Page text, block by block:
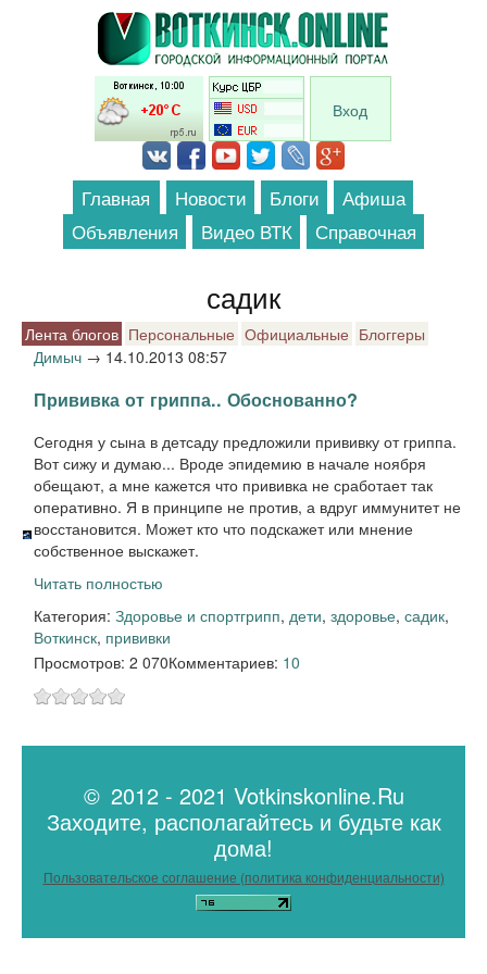
Перейти к основному содержанию
Вход
Главная Новости Блоги
Афиша
Объявления
Видео ВТК Справочная
садик
Лента блогов Персональные Официальные Блоггеры
Димыч → 14.10.2013 08:57
Прививка от гриппа.. Обоснованно?
Сегодня у сына в детсаду предложили прививку от гриппа.
Вот сижу и думаю... Вроде эпидемию в начале ноября
обещают, а мне кажется что прививка не сработает так
оперативно. Я в принципе не против, а вдруг иммунитет не
восстановится. Может кто что подскажет или мнение
собственное выскажет.
Читать полностью
Категория: Здоровье и спортгрипп, дети, здоровье, садик,
Воткинск, прививки
Просмотров: 2 070Комментариев: 10
© 2012 - 2021 Votkinskonline.Ru
Заходите, располагайтесь и будьте как
дома!
Пользовательское соглашение (политика конфиденциальности)